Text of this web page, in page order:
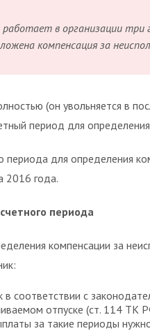
в организации три
компенсация за
(он увольняется в
период для
для определения
2016 года.
периода
компенсации за
в соответствии с
отпуске (ст. 114 ТК
за такие периоды